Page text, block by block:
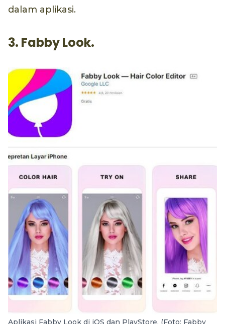
dalam aplikasi.
3. Fabby Look.
Aplikasi Fabby Look di iOS dan PlayStore. (Foto: Fabby